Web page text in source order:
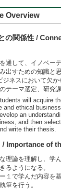
Overview
の関係性 /
通して、イノベー
出すための知識と
ジネスにおいて欠
テーマ選定、研究
will acquire
and ethical
an
and then
write their thesis.
/ Importance of
理論を理解し、学
るようになる。
１で学んだ内容を
筆を行う。